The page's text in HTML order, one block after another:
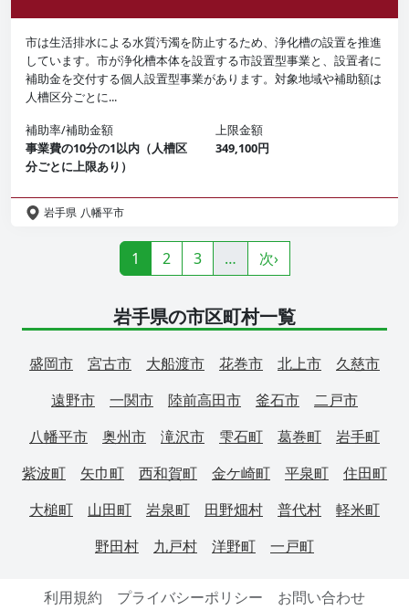
市は生活排水による水質汚濁を防止するため、浄化槽の設置を推進
しています。市が浄化槽本体を設置する市設置型事業と、設置者に
補助金を交付する個人設置型事業があります。対象地域や補助額は
人槽区分ごとに...
補助率/補助金額
事業費の10分の1以内（人槽区
分ごとに上限あり）
上限金額
349,100円
岩手県 八幡平市
1 2 3 … 次›
岩手県の市区町村一覧
盛岡市 宮古市 大船渡市 花巻市 北上市
久慈市
遠野市
一関市 陸前高田市 釜石市
二戸市
八幡平市
奥州市 滝沢市 雫石町 葛巻町
岩手町
紫波町
矢巾町 西和賀町 金ケ崎町 平泉町
住田町
大槌町
山田町 岩泉町 田野畑村 普代村
軽米町
野田村
九戸村 洋野町 一戸町
利用規約 プライバシーポリシー お問い合わせ